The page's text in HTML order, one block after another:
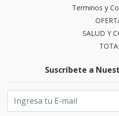
Terminos y
SALUD Y
Suscríbete a